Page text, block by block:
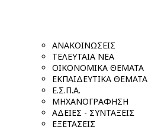
ΑΝΑΚΟΙΝΩΣΕΙΣ
ΤΕΛΕΥΤΑΙΑ ΝΕΑ
ΟΙΚΟΝΟΜΙΚΑ ΘΕΜΑΤΑ
ΕΚΠΑΙΔΕΥΤΙΚΑ ΘΕΜΑΤΑ
Ε.Σ.Π.Α.
ΜΗΧΑΝΟΓΡΑΦΗΣΗ
ΑΔΕΙΕΣ - ΣΥΝΤΑΞΕΙΣ
ΕΞΕΤΑΣΕΙΣ